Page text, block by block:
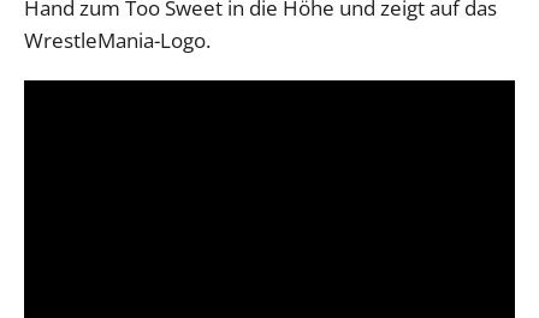
Hand zum Too Sweet in die Höhe und zeigt auf das
WrestleMania-Logo.